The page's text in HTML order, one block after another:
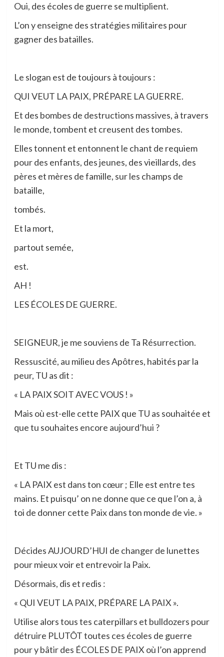
Oui, des écoles de guerre se multiplient.
L’on y enseigne des stratégies militaires pour
gagner des batailles.
Le slogan est de toujours à toujours :
QUI VEUT LA PAIX, PRÉPARE LA GUERRE.
Et des bombes de destructions massives, à travers
le monde, tombent et creusent des tombes.
Elles tonnent et entonnent le chant de requiem
pour des enfants, des jeunes, des vieillards, des
pères et mères de famille, sur les champs de
bataille,
tombés.
Et la mort,
partout semée,
est.
AH !
LES ÉCOLES DE GUERRE.
SEIGNEUR, je me souviens de Ta Résurrection.
Ressuscité, au milieu des Apôtres, habités par la
peur, TU as dit :
« LA PAIX SOIT AVEC VOUS ! »
Mais où est-elle cette PAIX que TU as souhaitée et
que tu souhaites encore aujourd’hui ?
Et TU me dis :
« LA PAIX est dans ton cœur ; Elle est entre tes
mains. Et puisqu’ on ne donne que ce que l’on a, à
toi de donner cette Paix dans ton monde de vie. »
Décides AUJOURD’HUI de changer de lunettes
pour mieux voir et entrevoir la Paix.
Désormais, dis et redis :
« QUI VEUT LA PAIX, PRÉPARE LA PAIX ».
Utilise alors tous tes caterpillars et bulldozers pour
détruire PLUTÔT toutes ces écoles de guerre
pour y bâtir des ÉCOLES DE PAIX où l’on apprend